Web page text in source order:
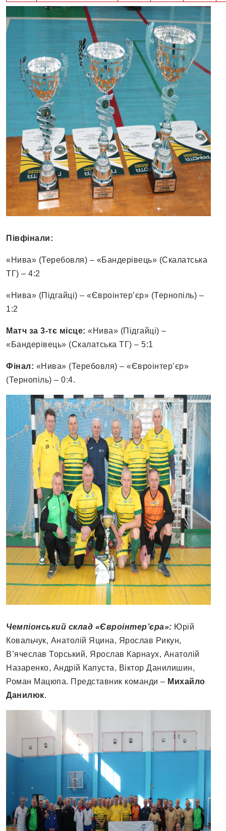
Півфінали:
«Нива» (Теребовля) – «Бандерівець» (Скалатська
ТГ) – 4:2
«Нива» (Підгайці) – «Євроінтер’єр» (Тернопіль) –
1:2
Матч за 3-тє місце: «Нива» (Підгайці) –
«Бандерівець» (Скалатська ТГ) – 5:1
Фінал: «Нива» (Теребовля) – «Євроінтер’єр»
(Тернопіль) – 0:4.
Чемпіонський склад «Євроінтер’єра»: Юрій
Ковальчук, Анатолій Яцина, Ярослав Рикун,
В’ячеслав Торський, Ярослав Карнаух, Анатолій
Назаренко, Андрій Капуста, Віктор Данилишин,
Роман Мацюпа. Представник команди – Михайло
Данилюк.